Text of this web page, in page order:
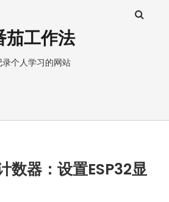
茄工作法
录个人学习的网站
数器：设置ESP32显